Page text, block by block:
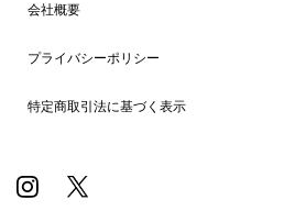
会社概要
プライバシーポリシー
特定商取引法に基づく表示